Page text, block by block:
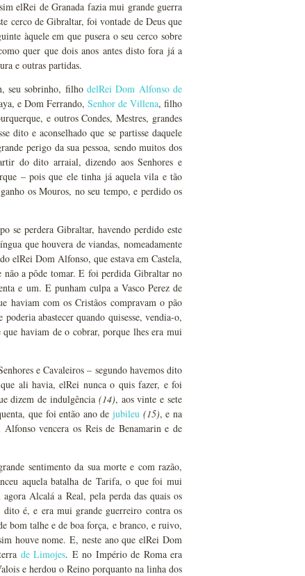
elRei de Granada fazia mui grande guerra
cerco de Gibraltar, foi vontade de Deus que
àquele em que pusera o seu cerco sobre
quer que dois anos antes disto fora já a
e outras partidas.
seu sobrinho, filhodelRei Dom Alfonso de
e Dom Ferrando, Senhor de Villena, filho
e outros Condes, Mestres, grandes
dito e aconselhado que se partisse daquele
perigo da sua pessoa, sendo muitos dos
do dito arraial, dizendo aos Senhores e
– pois que ele tinha já aquela vila e tão
os Mouros, no seu tempo, e perdido os
se perdera Gibraltar, havendo perdido este
que houvera de viandas, nomeadamente
elRei Dom Alfonso, que estava em Castela,
não a pôde tomar. E foi perdida Gibraltar no
e um. E punham culpa a Vasco Perez de
haviam com os Cristãos compravam o pão
abastecer quando quisesse, vendia-o,
haviam de o cobrar, porque lhes era mui
e Cavaleiros – segundo havemos dito
ali havia, elRei nunca o quis fazer, e foi
dizem de indulgência (14), aos vinte e sete
que foi então ano dejubileu (15), e na
vencera os Reis de Benamarin e de
sentimento da sua morte e com razão,
aquela batalha de Tarifa, o que foi mui
Alcalá a Real, pela perda das quais os
é, e era mui grande guerreiro contra os
bom talhe e de boa força, e branco, e ruivo,
houve nome. E, neste ano que elRei Dom
de Limojes. E no Império de Roma era
e herdou o Reino porquanto na linha dos